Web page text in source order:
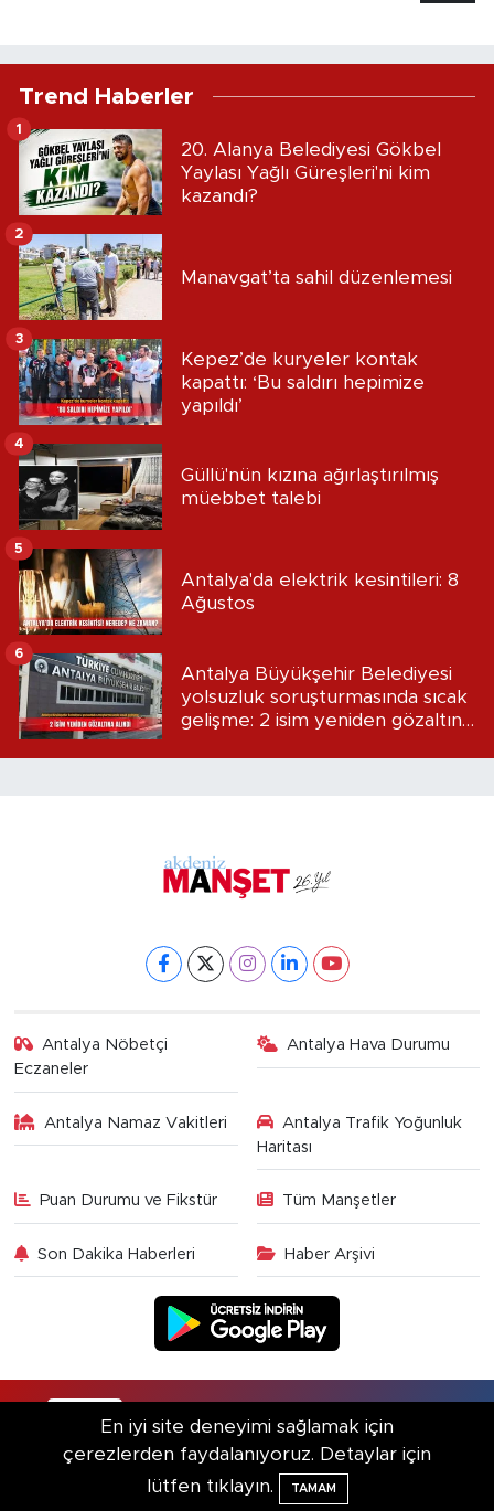
Trend Haberler
20. Alanya Belediyesi Gökbel
Yaylası Yağlı Güreşleri'ni kim
kazandı?
1
Manavgat’ta sahil düzenlemesi
2
Kepez’de kuryeler kontak
kapattı: ‘Bu saldırı hepimize
yapıldı’
3
Güllü'nün kızına ağırlaştırılmış
müebbet talebi
4
Antalya'da elektrik kesintileri: 8
Ağustos
5
Antalya Büyükşehir Belediyesi
yolsuzluk soruşturmasında sıcak
gelişme: 2 isim yeniden gözaltına
6
Antalya Nöbetçi
Eczaneler
Antalya Hava Durumu
Antalya Namaz Vakitleri
Antalya Trafik Yoğunluk
Haritası
Puan Durumu ve Fikstür Tüm Manşetler
Son Dakika Haberleri Haber Arşivi
Haber Yazılımı:TE Bilişim
En iyi site deneyimi sağlamak için
çerezlerden faydalanıyoruz. Detaylar için
lütfen tıklayın.
TAMAM